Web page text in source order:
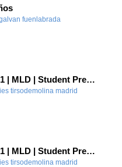
fuenlabrada
Erasmus+ KA121 | MLD | Student Presentation 2 | San Bonifacio-Verona 2025
tirsodemolina madrid
Erasmus+ KA121 | MLD | Student Presentation 2 | Rome 2025
tirsodemolina madrid